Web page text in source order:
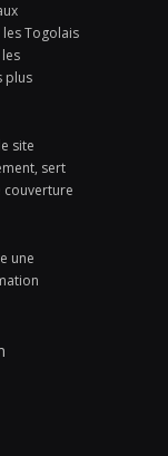
Togolais
plus
site
sert
couverture
une